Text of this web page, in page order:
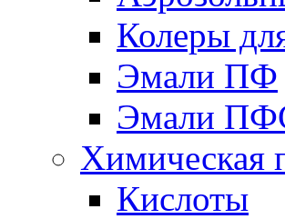
Колеры
Эмали ПФ
Эмали
Химическая
Кислоты